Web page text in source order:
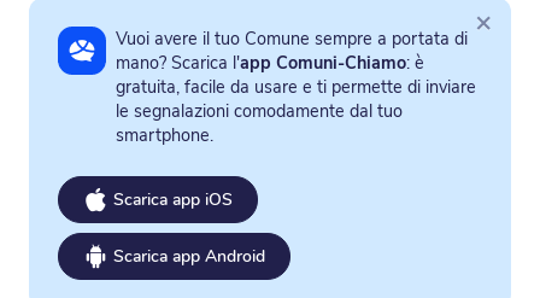
Vuoi avere il tuo Comune sempre a portata di
mano? Scarica l'app Comuni-Chiamo: è
gratuita, facile da usare e ti permette di inviare
le segnalazioni comodamente dal tuo
smartphone.
Scarica app iOS
Scarica app Android
×